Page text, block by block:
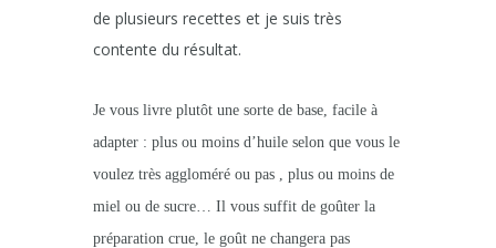
de plusieurs recettes et je suis très
contente du résultat.
Je vous livre plutôt une sorte de base, facile à
adapter : plus ou moins d’huile selon que vous le
voulez très aggloméré ou pas , plus ou moins de
miel ou de sucre… Il vous suffit de goûter la
préparation crue, le goût ne changera pas